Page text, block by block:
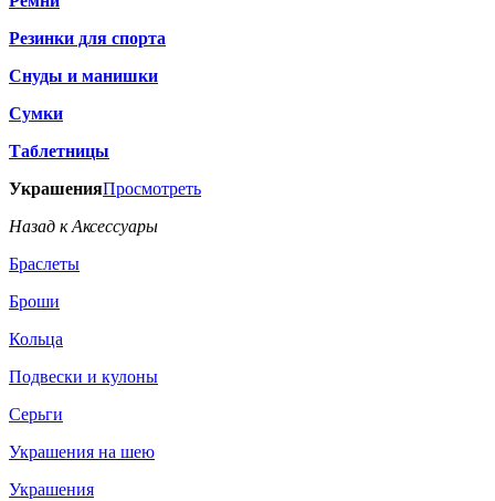
Резинки для спорта
Снуды и манишки
Сумки
Таблетницы
УкрашенияПросмотреть
Назад к Аксессуары
Браслеты
Броши
Кольца
Подвески и кулоны
Серьги
Украшения на шею
Украшения